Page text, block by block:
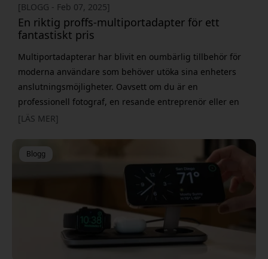
[BLOGG - Feb 07, 2025]
En riktig proffs-multiportadapter för ett
fantastiskt pris
Multiportadapterar har blivit en oumbärlig tillbehör för
moderna användare som behöver utöka sina enheters
anslutningsmöjligheter. Oavsett om du är en
professionell fotograf, en resande entreprenör eller en
student som behöver hantera flera enheter samtidigt, är
och ansluten. Här kommer Satechi USB-C Multiport Pro in
i bilden – en adapter som kombinera
[LÄS MER]
Blogg